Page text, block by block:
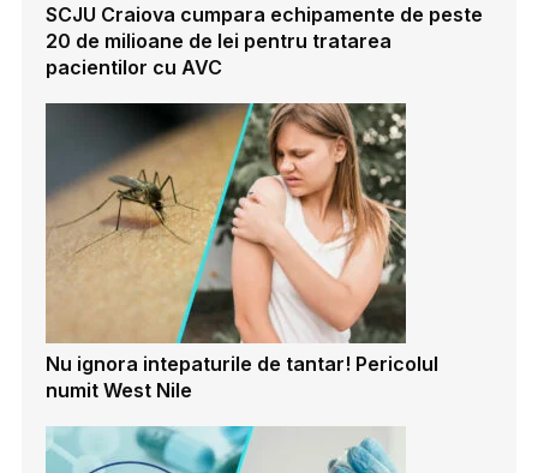
SCJU Craiova cumpara echipamente de peste
20 de milioane de lei pentru tratarea
pacientilor cu AVC
Nu ignora intepaturile de tantar! Pericolul
numit West Nile